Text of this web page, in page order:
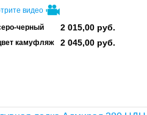
видео
черный
2 015,00 руб.
камуфляж 2 045,00 руб.